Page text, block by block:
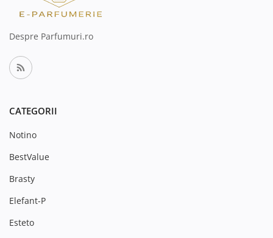
Despre Parfumuri.ro
CATEGORII
Notino
BestValue
Brasty
Elefant-P
Esteto